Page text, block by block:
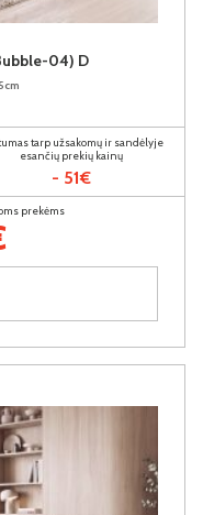
04) D
tarp užsakomų ir sandėlyje
esančių prekių kainų
- 51€
prekėms